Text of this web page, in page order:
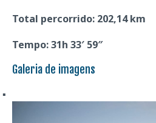
Total percorrido: 202,14 km
Tempo: 31h 33′ 59″
Galeria de imagens